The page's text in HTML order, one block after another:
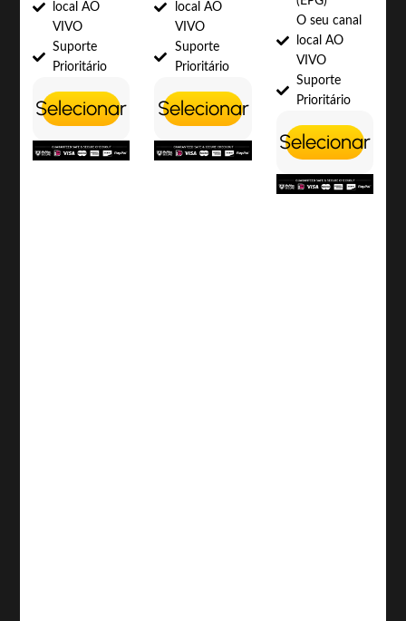
local AO
VIVO
Suporte
Prioritário
Selecionar
local AO
VIVO
Suporte
Prioritário
Selecionar
O seu canal
local AO
VIVO
Suporte
Prioritário
Selecionar